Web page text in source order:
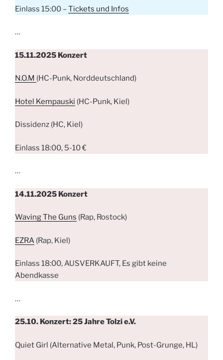
Einlass 15:00 –Tickets und Infos
…
15.11.2025 Konzert
N.O.M (HC-Punk, Norddeutschland)
Hotel Kempauski (HC-Punk, Kiel)
Dissidenz (HC, Kiel)
Einlass 18:00, 5-10 €
…
14.11.2025 Konzert
Waving The Guns (Rap, Rostock)
EZRA (Rap, Kiel)
Einlass 18:00, AUSVERKAUFT, Es gibt keine
Abendkasse
…
25.10. Konzert: 25 Jahre Tolzi e.V.
Quiet Girl (Alternative Metal, Punk, Post-Grunge, HL)